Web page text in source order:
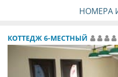
НОМЕРА
КОТТЕДЖ 6-МЕСТНЫЙ